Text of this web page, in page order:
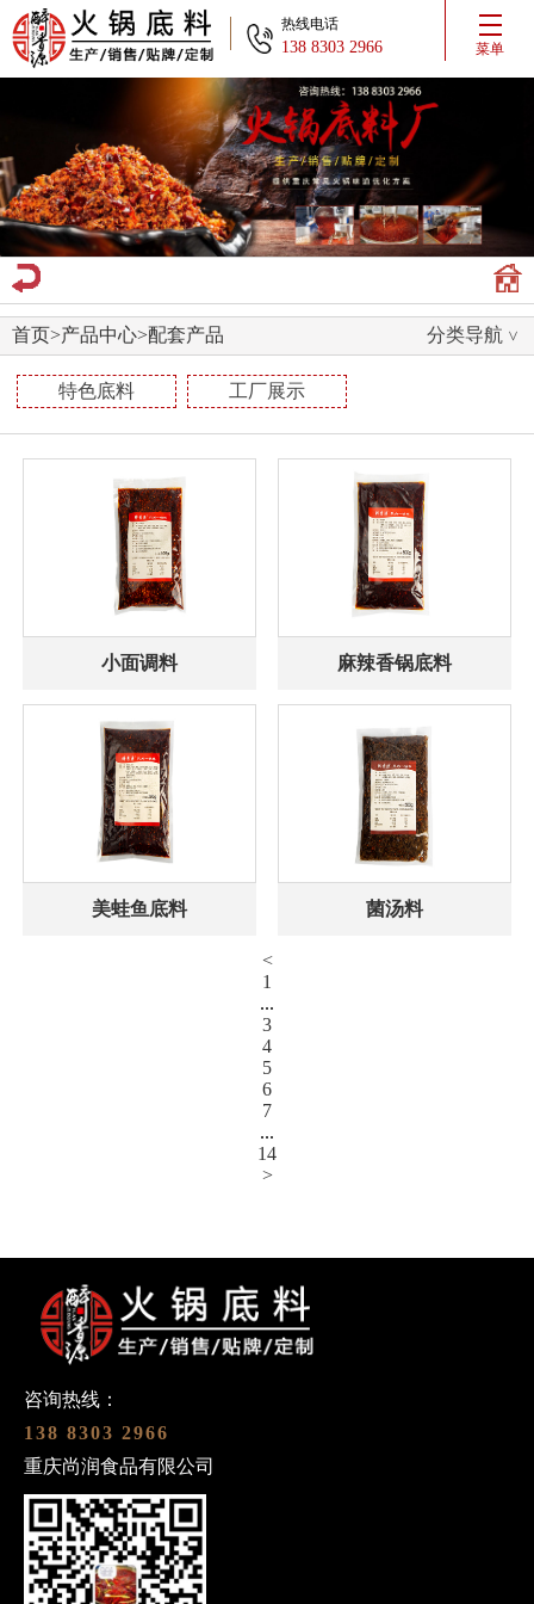
热线电话
138 8303 2966 菜单
首页>产品中心>配套产品 分类导航
特色底料 工厂展示
小面调料 麻辣香锅底料
美蛙鱼底料 菌汤料
<
1
...
3
4
5
6
7
...
14
>
咨询热线：
138 8303 2966
重庆尚润食品有限公司